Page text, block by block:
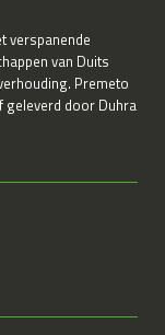
verspanende
van Duits
Premeto
geleverd door Duhra